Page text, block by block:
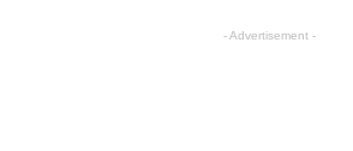
- Advertisement -